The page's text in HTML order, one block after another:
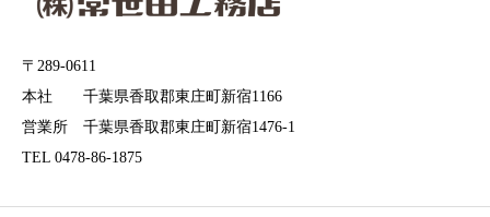
〒289-0611
本社 千葉県香取郡東庄町新宿1166
営業所 千葉県香取郡東庄町新宿1476-1
TEL 0478-86-1875